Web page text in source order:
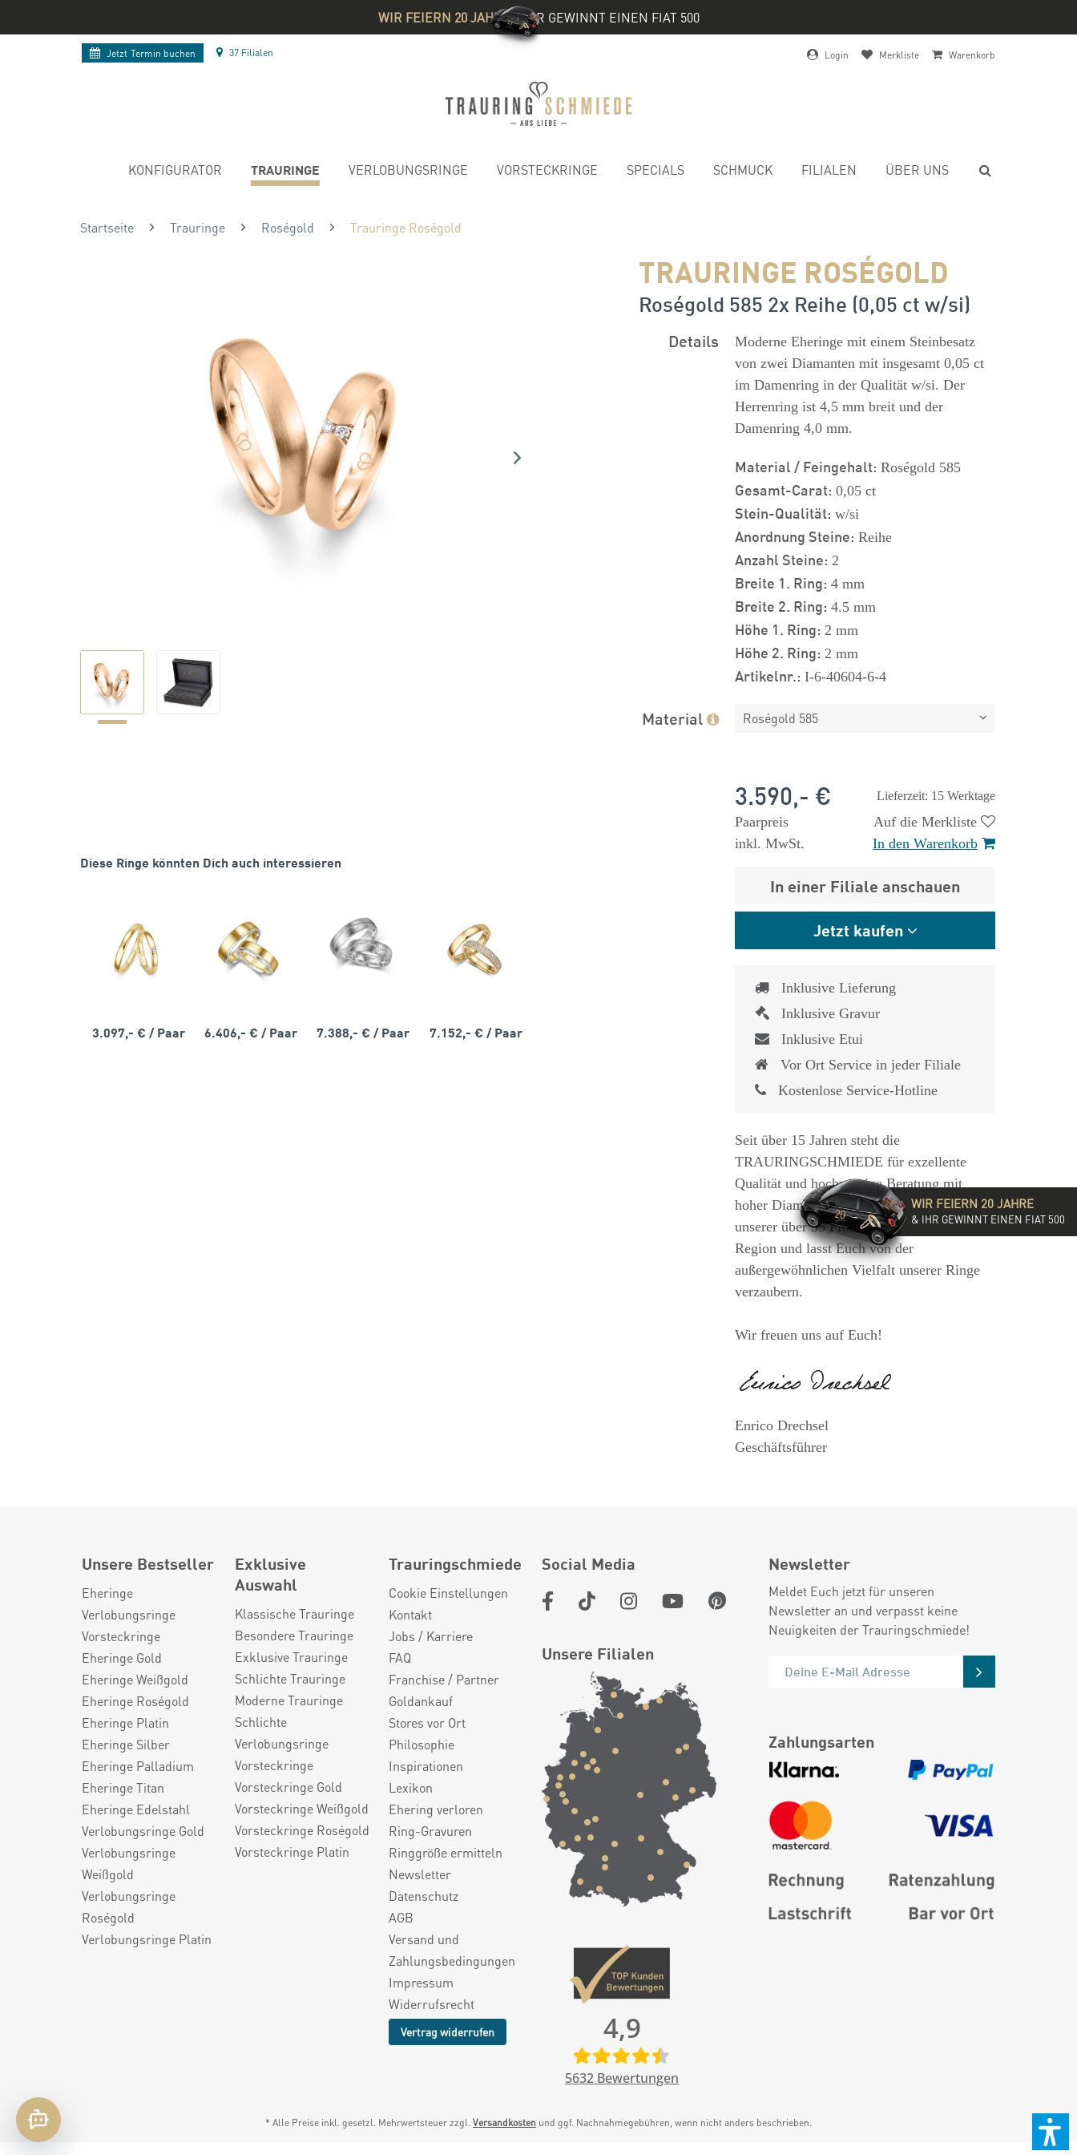
WIR FEIERN 20 JAHRE& IHR GEWINNT EINEN FIAT 500
Jetzt Termin buchen 37 Filialen Login Merkliste Warenkorb
KONFIGURATOR TRAURINGE VERLOBUNGSRINGE VORSTECKRINGE SPECIALS SCHMUCK FILIALEN ÜBER UNS
Startseite Trauringe Roségold Trauringe Roségold
TRAURINGE ROSÉGOLD
Roségold 585 2x Reihe (0,05 ct w/si)
Diese Ringe könnten Dich auch interessieren
3.097,- € / Paar 6.406,- €/ Paar 7.388,- €/ Paar 7.152,- € / Paar
Details
Moderne Eheringe mit einem Steinbesatz
von zwei Diamanten mit insgesamt 0,05 ct
im Damenring in der Qualität w/si. Der
Herrenring ist 4,5 mm breit und der
Damenring 4,0 mm.
Material / Feingehalt: Roségold 585
Gesamt-Carat: 0,05 ct
Stein-Qualität: w/si
Anordnung Steine: Reihe
Anzahl Steine: 2
Breite 1. Ring: 4 mm
Breite 2. Ring: 4.5 mm
Höhe 1. Ring: 2 mm
Höhe 2. Ring: 2 mm
Artikelnr.: I-6-40604-6-4
Material Roségold 585
Lieferzeit: 15 Werktage
3.590,- €
Paarpreis
inkl. MwSt.
Auf die Merkliste
In den Warenkorb
In einer Filiale anschauen
Jetzt kaufen
Inklusive Lieferung
Inklusive Gravur
Inklusive Etui
Vor Ort Service in jeder Filiale
Kostenlose Service-Hotline
Seit über 15 Jahren steht die
TRAURINGSCHMIEDE für exzellente
Qualität und hochwertige Beratung mit
hoher Diamantkompetenz. Besucht eine
unserer über 35 Filialen in der DACH-
Region und lasst Euch von der
außergewöhnlichen Vielfalt unserer Ringe
verzaubern.
Wir freuen uns auf Euch!
Enrico Drechsel
Geschäftsführer
Unsere Bestseller
Eheringe
Verlobungsringe
Vorsteckringe
Eheringe Gold
Eheringe Weißgold
Eheringe Roségold
Eheringe Platin
Eheringe Silber
Eheringe Palladium
Eheringe Titan
Eheringe Edelstahl
Verlobungsringe Gold
Verlobungsringe
Weißgold
Verlobungsringe
Roségold
Verlobungsringe Platin
Exklusive
Auswahl
Klassische Trauringe
Besondere Trauringe
Exklusive Trauringe
Schlichte Trauringe
Moderne Trauringe
Schlichte
Verlobungsringe
Vorsteckringe
Vorsteckringe Gold
Vorsteckringe Weißgold
Vorsteckringe Roségold
Vorsteckringe Platin
Trauringschmiede
Cookie Einstellungen
Kontakt
Jobs / Karriere
FAQ
Franchise / Partner
Goldankauf
Stores vor Ort
Philosophie
Inspirationen
Lexikon
Ehering verloren
Ring-Gravuren
Ringgröße ermitteln
Newsletter
Datenschutz
AGB
Versand und
Zahlungsbedingungen
Impressum
Widerrufsrecht
Vertrag widerrufen
Social Media
Unsere Filialen
4,9
5632 Bewertungen
Newsletter
Meldet Euch jetzt für unseren
Newsletter an und verpasst keine
Neuigkeiten der Trauringschmiede!
Zahlungsarten
* Alle Preise inkl. gesetzl. Mehrwertsteuer zzgl. Versandkosten und ggf. Nachnahmegebühren, wenn nicht anders beschrieben.
WIR FEIERN 20 JAHRE
& IHR GEWINNT EINEN FIAT 500